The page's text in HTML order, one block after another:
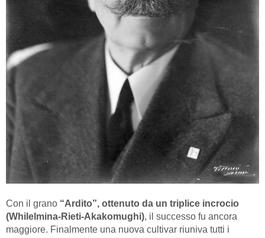
Con il grano “Ardito”, ottenuto da un triplice incrocio
(Whilelmina-Rieti-Akakomughi), il successo fu ancora
maggiore. Finalmente una nuova cultivar riuniva tutti i